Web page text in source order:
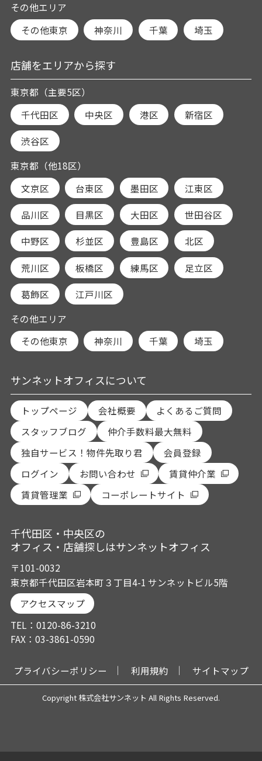
その他エリア
その他東京
神奈川 千葉 埼玉
店舗をエリアから探す
東京都（主要5区）
千代田区
中央区 港区 新宿区
渋谷区
東京都（他18区）
文京区
台東区 墨田区 江東区
品川区 目黒区 大田区 世田谷区
中野区 杉並区 豊島区 北区
荒川区 板橋区 練馬区 足立区
葛飾区
江戸川区
その他エリア
その他東京
神奈川 千葉 埼玉
サンネットオフィスについて
トップページ 会社概要
よくあるご質問
スタッフブログ
仲介手数料最大無料
独自サービス！物件先取り君
会員登録
ログイン
お問い合わせ
賃貸仲介業
賃貸管理業
コーポレートサイト
千代田区・中央区の
オフィス・店舗探しはサンネットオフィス
〒101-0032
東京都千代田区岩本町３丁目4-1 サンネットビル5階
アクセスマップ
TEL：0120-86-3210
FAX：03-3861-0590
プライバシーポリシー 利用規約 サイトマップ
Copyright 株式会社サンネット All Rights Reserved.